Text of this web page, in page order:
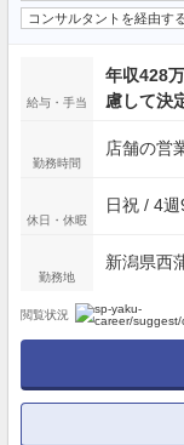
コンサルタントを経由す
給与・手当
年収428
慮して決
勤務時間
店舗の営
休日・休暇
日祝 / 4
勤務地
新潟県西
閲覧状況